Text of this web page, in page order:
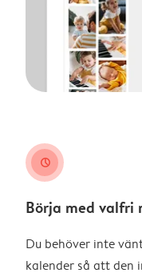
clock
Börja med valfri
Du behöver inte
kalender så att den